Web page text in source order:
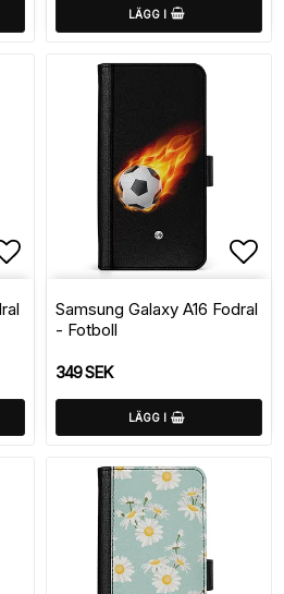
LÄGG I
Lägg till i favoritlistan
Samsung Galaxy A16 Fodral
- Fotboll
349 SEK
LÄGG I